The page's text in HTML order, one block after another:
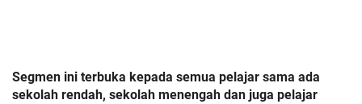
Segmen ini terbuka kepada semua pelajar sama ada
sekolah rendah, sekolah menengah dan juga pelajar